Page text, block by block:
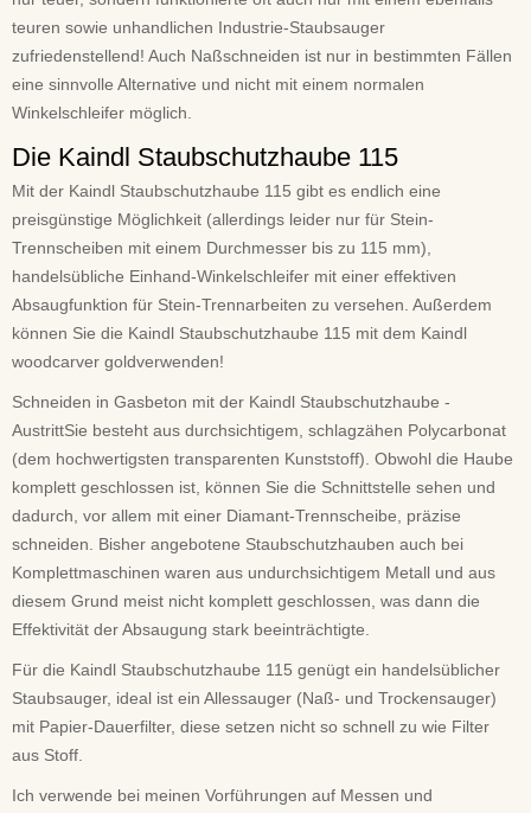
teuren sowie unhandlichen Industrie-Staubsauger
zufriedenstellend! Auch Naßschneiden ist nur in bestimmten Fällen
eine sinnvolle Alternative und nicht mit einem normalen
Winkelschleifer möglich.
Die Kaindl Staubschutzhaube 115
Mit der Kaindl Staubschutzhaube 115 gibt es endlich eine
preisgünstige Möglichkeit (allerdings leider nur für Stein-
Trennscheiben mit einem Durchmesser bis zu 115 mm),
handelsübliche Einhand-Winkelschleifer mit einer effektiven
Absaugfunktion für Stein-Trennarbeiten zu versehen. Außerdem
können Sie die Kaindl Staubschutzhaube 115 mit dem Kaindl
woodcarver goldverwenden!
Schneiden in Gasbeton mit der Kaindl Staubschutzhaube -
AustrittSie besteht aus durchsichtigem, schlagzähen Polycarbonat
(dem hochwertigsten transparenten Kunststoff). Obwohl die Haube
komplett geschlossen ist, können Sie die Schnittstelle sehen und
dadurch, vor allem mit einer Diamant-Trennscheibe, präzise
schneiden. Bisher angebotene Staubschutzhauben auch bei
Komplettmaschinen waren aus undurchsichtigem Metall und aus
diesem Grund meist nicht komplett geschlossen, was dann die
Effektivität der Absaugung stark beeinträchtigte.
Für die Kaindl Staubschutzhaube 115 genügt ein handelsüblicher
Staubsauger, ideal ist ein Allessauger (Naß- und Trockensauger)
mit Papier-Dauerfilter, diese setzen nicht so schnell zu wie Filter
aus Stoff.
Ich verwende bei meinen Vorführungen auf Messen und